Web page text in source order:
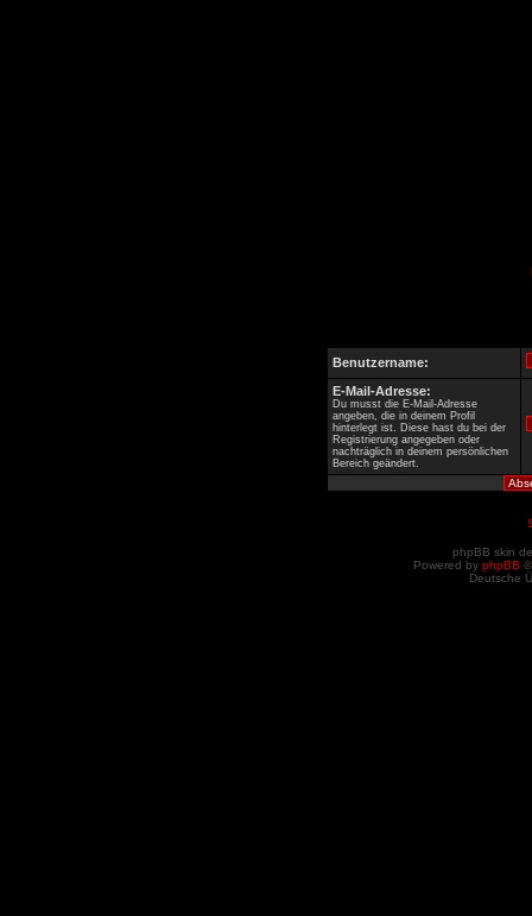
Benutzername:
E-Mail-Adresse:
Du musst die E-Mail-Adresse
angeben, die in deinem Profil
hinterlegt ist. Diese hast du bei der
Registrierung angegeben oder
nachträglich in deinem persönlichen
Bereich geändert.
phpBB skin
Powered by phpBB
Deutsche